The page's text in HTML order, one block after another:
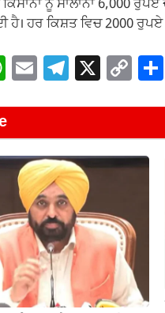
ਕਿਸਾਨਾਂ ਨੂੰ ਸਾਲਾਨਾ 6,000
ਹੈ। ਹਰ ਕਿਸ਼ਤ ਵਿਚ 2000
W
at
s
A
p
p
E
ail
T
e
gr
a
m
X C
p
y
Li
k